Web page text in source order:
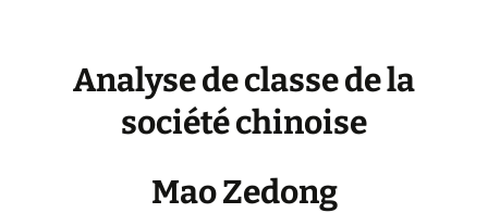
Analyse de classe de la
société chinoise
Mao Zedong